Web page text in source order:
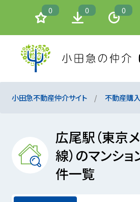
0 0 0
小田急不動産仲介サイト 不動産購入
広尾駅（東京
線）のマンシ
件一覧